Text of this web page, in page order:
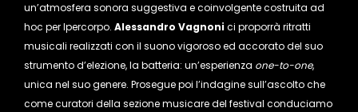
un’atmosfera sonora suggestiva e coinvolgente costruita ad
hoc per Ipercorpo. Alessandro Vagnonici proporrà ritratti
musicali realizzati con il suono vigoroso ed accorato del suo
strumento d’elezione, la batteria: un’esperienza one-to-one,
unica nel suo genere. Prosegue poi l’indagine sull’ascolto che
come curatori della sezione musicare del festival conduciamo